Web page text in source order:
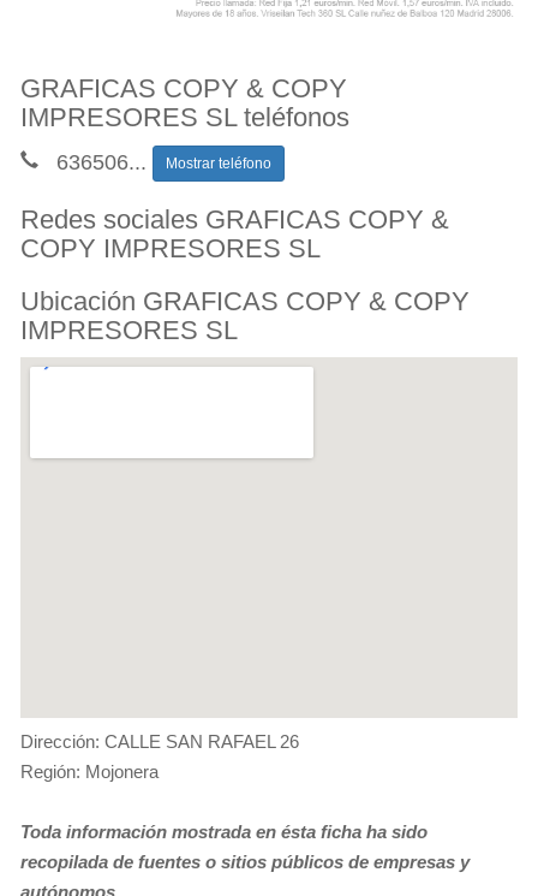
GRAFICAS COPY & COPY
IMPRESORES SL teléfonos
636506... Mostrar teléfono
Redes sociales GRAFICAS COPY &
COPY IMPRESORES SL
Ubicación GRAFICAS COPY & COPY
IMPRESORES SL
Dirección: CALLE SAN RAFAEL 26
Región: Mojonera
Toda información mostrada en ésta ficha ha sido
recopilada de fuentes o sitios públicos de empresas y
autónomos